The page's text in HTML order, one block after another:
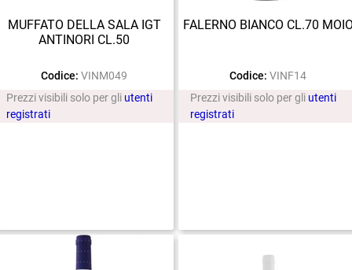
MUFFATO DELLA SALA IGT
ANTINORI CL.50
Codice: VINM049
Prezzi visibili solo per gli utenti
registrati
FALERNO BIANCO CL.70
Codice: VINF14
Prezzi visibili solo per gli utenti
registrati